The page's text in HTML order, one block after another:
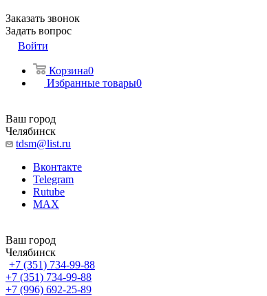
Заказать звонок
Задать вопрос
Войти
Корзина0
Избранные товары0
Ваш город
Челябинск
tdsm@list.ru
Вконтакте
Telegram
Rutube
MAX
Ваш город
Челябинск
+7 (351) 734-99-88
+7 (351) 734-99-88
+7 (996) 692-25-89